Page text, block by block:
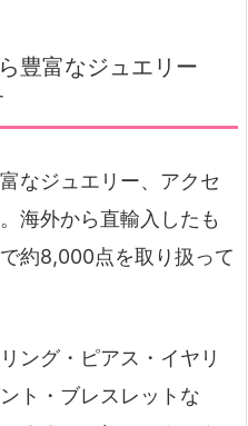
豊富なジュエリー
なジュエリー、アクセ
海外から直輸入したも
約8,000点を取り扱って
ング・ピアス・イヤリ
ト・ブレスレットな